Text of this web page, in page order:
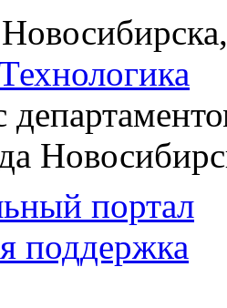
портал
поддержка